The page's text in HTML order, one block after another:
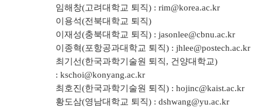
임해창(고려대학교 퇴직) : rim@korea.ac.kr
이용석(전북대학교 퇴직)
이재성(충북대학교 퇴직) : jasonlee@cbnu.ac.kr
이종혁(포항공과대학교 퇴직) : jhlee@postech.ac.kr
최기선(한국과학기술원 퇴직, 건양대학교)
: kschoi@konyang.ac.kr
최호진(한국과학기술원 퇴직) : hojinc@kaist.ac.kr
황도삼(영남대학교 퇴직) : dshwang@yu.ac.kr